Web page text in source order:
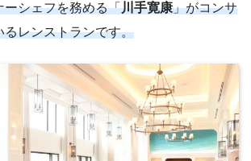
ーシェフを務める「川手寛康」がコンサ
るレンストランです。